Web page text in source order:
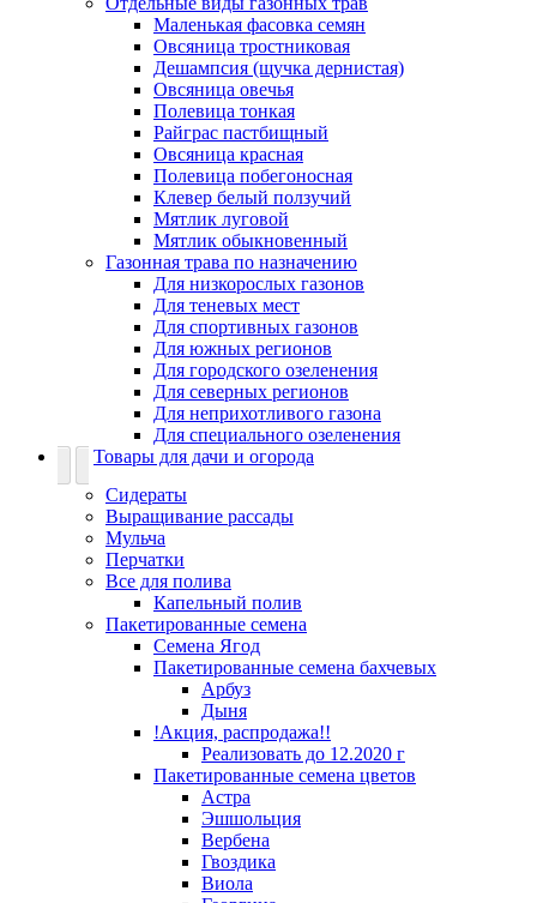
Маленькая фасовка семян
Овсяница тростниковая
Дешампсия (щучка дернистая)
Овсяница овечья
Полевица тонкая
Райграс пастбищный
Овсяница красная
Полевица побегоносная
Клевер белый ползучий
Мятлик луговой
Мятлик обыкновенный
Газонная трава по назначению
Для низкорослых газонов
Для теневых мест
Для спортивных газонов
Для южных регионов
Для городского озеленения
Для северных регионов
Для неприхотливого газона
Для специального озеленения
Товары для дачи и огорода
Сидераты
Выращивание рассады
Мульча
Перчатки
Все для полива
Капельный полив
Пакетированные семена
Семена Ягод
Пакетированные семена бахчевых
Арбуз
Дыня
!Акция, распродажа!!
Реализовать до 12.2020 г
Пакетированные семена цветов
Астра
Эшшольция
Вербена
Гвоздика
Виола